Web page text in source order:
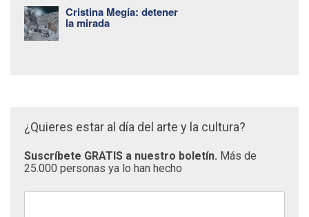
Cristina Megía: detener
la mirada
¿Quieres estar al día del arte y la cultura?
Suscríbete GRATIS a nuestro boletín. Más de
25.000 personas ya lo han hecho